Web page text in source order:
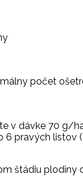
počet
v dávke 70 g/
pravých listov
štádiu plodiny